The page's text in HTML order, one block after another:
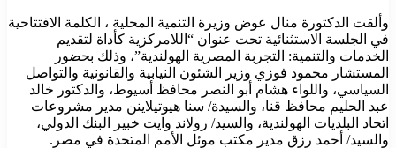
وألقت الدكتورة منال عوض وزيرة التنمية المحلية ، الكلمة الافتتاحية
في الجلسة الاستثنائية تحت عنوان “اللامركزية كأداة لتقديم
الخدمات والتنمية: التجربة المصرية الهولندية”، وذلك بحضور
المستشار محمود فوزي وزير الشئون النيابية والقانونية والتواصل
السياسي، واللواء هشام أبو النصر محافظ أسيوط، والدكتور خالد
عبد الحليم محافظ قنا، والسيدة/ سنا هيوتيلاينن مدير مشروعات
اتحاد البلديات الهولندية، والسيد/ رولاند وايت خبير البنك الدولي،
والسيد/ أحمد رزق مدير مكتب موئل الأمم المتحدة في مصر.